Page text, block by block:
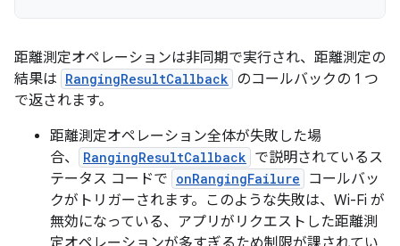
距離測定オペレーションは非同期で実行され、距離測定の
結果は RangingResultCallback のコールバックの 1 つ
で返されます。
距離測定オペレーション全体が失敗した場
合、
RangingResultCallback で説明されているス
テータス コードで onRangingFailure
コールバッ
クがトリガーされます。このような失敗は、Wi-Fi が
無効になっている、アプリがリクエストした距離測